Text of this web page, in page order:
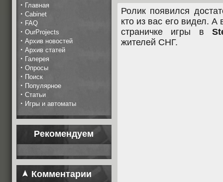
· Главная
· Cabinet
· FAQ
· OurProjects
· Архив новостей
· Архив статей
· Галерея
· Опросы
· Поиск
· Популярное
· Статьи
· Игры и автоматы
Рекомендуем
Комментарии
Ролик появился
кто из вас его видел. А
страничке игры в
жителей СНГ.